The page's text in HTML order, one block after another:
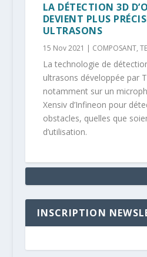
LA DÉTECTION 3D
DEVIENT PLUS
ULTRASONS
15 Nov 2021 | COMPOSANT,
La technologie de
ultrasons développée par
notamment sur un
Xensiv d’Infineon pour
obstacles, quelles que
d’utilisation.
INSCRIPTION